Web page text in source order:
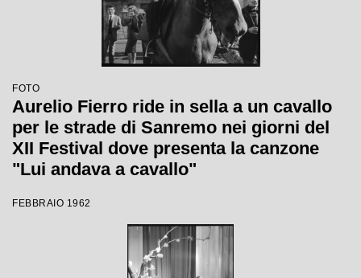
FOTO
Aurelio Fierro ride in sella a un cavallo
per le strade di Sanremo nei giorni del
XII Festival dove presenta la canzone
"Lui andava a cavallo"
FEBBRAIO 1962